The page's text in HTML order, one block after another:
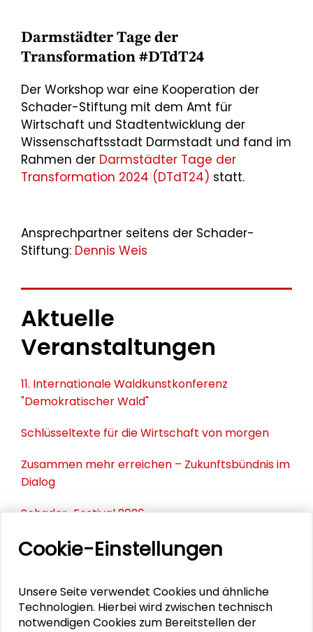
Darmstädter Tage der
Transformation #DTdT24
Der Workshop war eine Kooperation der
Schader-Stiftung mit dem Amt für
Wirtschaft und Stadtentwicklung der
Wissenschaftsstadt Darmstadt und fand im
Rahmen der Darmstädter Tage der
Transformation 2024 (DTdT24) statt.
Ansprechpartner seitens der Schader-
Stiftung: Dennis Weis
Aktuelle
Veranstaltungen
11. Internationale Waldkunstkonferenz
"Demokratischer Wald"
Schlüsseltexte für die Wirtschaft von morgen
Zusammen mehr erreichen – Zukunftsbündnis im
Dialog
Schader-Festival 2026
25. Runder Tisch Wissenschaftsstadt Darmstadt
DOWNLOADS
Cookie-Einstellungen
Unsere Seite verwendet Cookies und ähnliche
Technologien. Hierbei wird zwischen technisch
notwendigen Cookies zum Bereitstellen der